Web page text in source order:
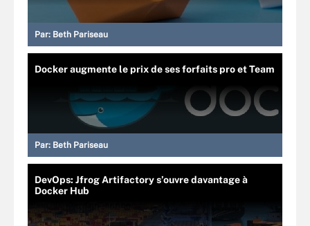
Par: Beth Pariseau
Docker augmente le prix de ses forfaits pro et Team
Par: Beth Pariseau
DevOps: Jfrog Artifactory s’ouvre davantage à
Docker Hub